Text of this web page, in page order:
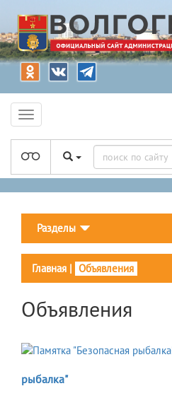
Разделы
Главная | Объявления
Объявления
рыбалка"